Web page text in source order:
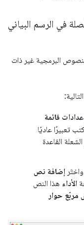
في الرسم البياني
البرمجية غير ذات
قائمة
تعبيرًا عاديًا
القاعدة
إضافة نص
الأداء هذا النص
حوار